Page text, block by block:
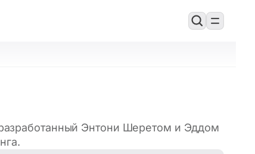
Энтони Шеретом и Эддом